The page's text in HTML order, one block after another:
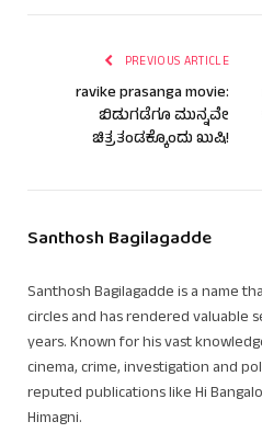
PREVIOUS ARTICLE
ravike prasanga movie:
ಬಿಡುಗಡೆಗೂ ಮುನ್ನವೇ
ಚಿತ್ರತಂಡಕ್ಕೊಂದು ಖುಷಿ!
Santhosh Bagilagadde
Santhosh Bagilagadde is a name
circles and has rendered valuable
years. Known for his vast
cinema, crime, investigation and
reputed publications like Hi
Himagni.